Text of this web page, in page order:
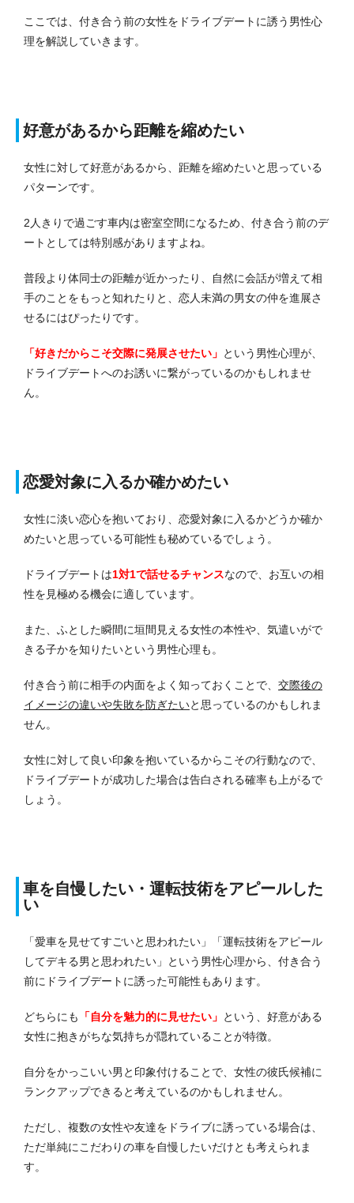
ここでは、付き合う前の女性をドライブデートに誘う男性心
理を解説していきます。
好意があるから距離を縮めたい
女性に対して好意があるから、距離を縮めたいと思っている
パターンです。
2人きりで過ごす車内は密室空間になるため、付き合う前のデ
ートとしては特別感がありますよね。
普段より体同士の距離が近かったり、自然に会話が増えて相
手のことをもっと知れたりと、恋人未満の男女の仲を進展さ
せるにはぴったりです。
「好きだからこそ交際に発展させたい」 という男性心理が、
ドライブデートへのお誘いに繋がっているのかもしれませ
ん。
恋愛対象に入るか確かめたい
女性に淡い恋心を抱いており、恋愛対象に入るかどうか確か
めたいと思っている可能性も秘めているでしょう。
ドライブデートは1対1で話せるチャンスなので、お互いの相
性を見極める機会に適しています。
また、ふとした瞬間に垣間見える女性の本性や、気遣いがで
きる子かを知りたいという男性心理も。
付き合う前に相手の内面をよく知っておくことで、 交際後の
イメージの違いや失敗を防ぎたいと思っているのかもしれま
せん。
女性に対して良い印象を抱いているからこその行動なので、
ドライブデートが成功した場合は告白される確率も上がるで
しょう。
車を自慢したい・運転技術をアピールした
い
「愛車を見せてすごいと思われたい」「運転技術をアピール
してデキる男と思われたい」という男性心理から、付き合う
前にドライブデートに誘った可能性もあります。
どちらにも 「自分を魅力的に見せたい」 という、好意がある
女性に抱きがちな気持ちが隠れていることが特徴。
自分をかっこいい男と印象付けることで、女性の彼氏候補に
ランクアップできると考えているのかもしれません。
ただし、複数の女性や友達をドライブに誘っている場合は、
ただ単純にこだわりの車を自慢したいだけとも考えられま
す。